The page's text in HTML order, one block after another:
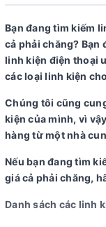
Bạn đang tìm kiếm
cả phải chăng? Bạn
linh kiện điện thoại
các loại linh kiện
Chúng tôi cũng
kiện của mình, vì
hàng từ một nhà
Nếu bạn đang tìm
giá cả phải chăng,
Danh sách các linh